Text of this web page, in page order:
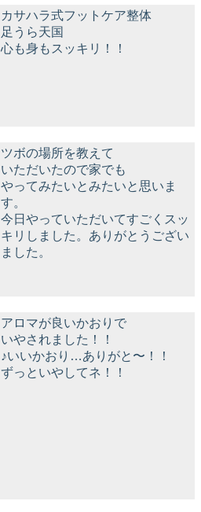
カサハラ式フットケア整体
足うら天国
心も身もスッキリ！！
ツボの場所を教えて
いただいたので家でも
やってみたいとみたいと思いま
す。
今日やっていただいてすごくスッ
キリしました。ありがとうござい
ました。
アロマが良いかおりで
いやされました！！
♪いいかおり…ありがと〜！！
ずっといやしてネ！！